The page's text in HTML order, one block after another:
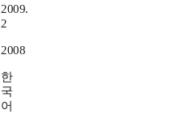
2009.
2
2008
한
국
어